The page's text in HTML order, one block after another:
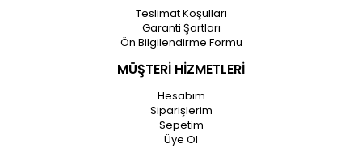
Teslimat Koşulları
Garanti Şartları
Ön Bilgilendirme Formu
MÜŞTERİ HİZMETLERİ
Hesabım
Siparişlerim
Sepetim
Üye Ol